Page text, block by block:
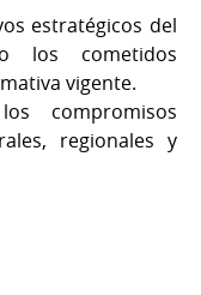
estratégicos del
los cometidos
vigente.
compromisos
regionales y